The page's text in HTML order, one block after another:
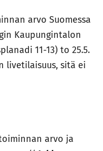
arvo Suomessa
Kaupungintalon
11-13) to 25.5.
livetilaisuus, sitä ei
arvo ja